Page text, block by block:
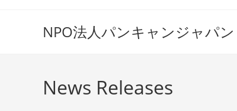
NPO法人パンキャンジャパ
News Releases